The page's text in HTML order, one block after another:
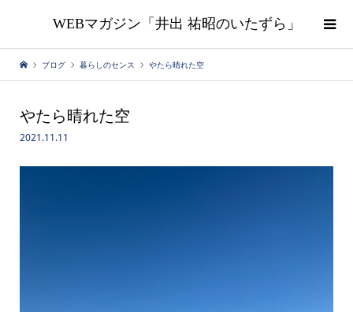
WEBマガジン「井出 祐昭のいたずら」
ブログ 暮らしのセンス やたら晴れた空
やたら晴れた空
2021.11.11